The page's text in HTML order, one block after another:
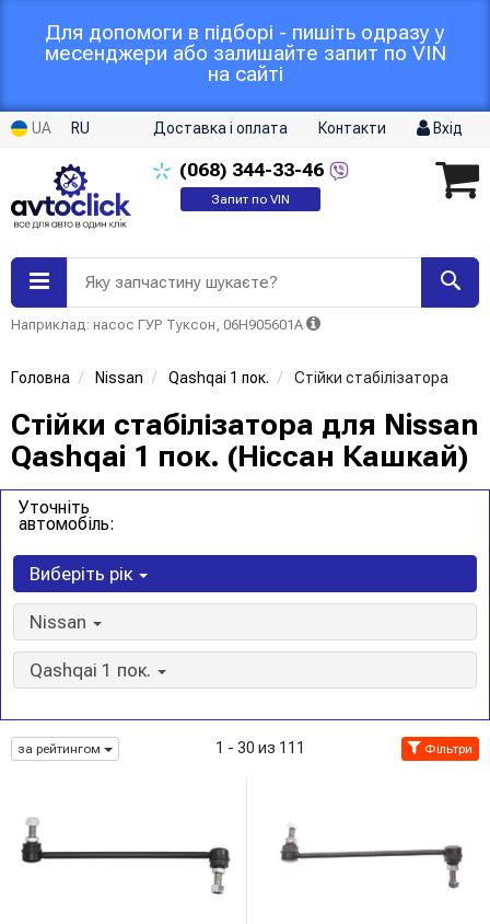
Для допомоги в підборі - пишіть одразу у
месенджери або залишайте запит по VIN
на сайті
UA RU Доставка і оплата Контакти Вхід
(068) 344-33-46
Запит по VIN
Яку запчастину шукаєте?
Наприклад: насос ГУР Туксон, 06H905601A
Головна Nissan Qashqai 1 пок. Стійки стабілізатора
Стійки стабілізатора для Nissan
Qashqai 1 пок. (Ніссан Кашкай)
Уточніть
автомобіль:
Виберіть рік
Nissan
Qashqai 1 пок.
за рейтингом 1 - 30 из 111 Фільтри